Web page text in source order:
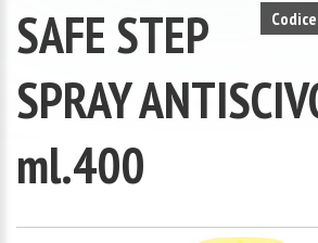
SAFE STEP
SPRAY
ml.400